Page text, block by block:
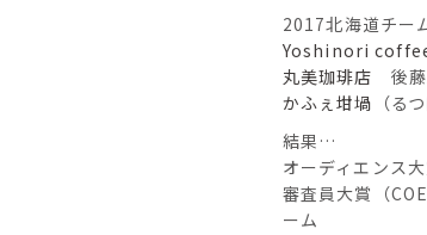
2017北海道チー
Yoshinori coffee
丸美珈琲店 後藤
かふぇ坩堝 （る
結果…
オーディエンス
審査員大賞（
ーム